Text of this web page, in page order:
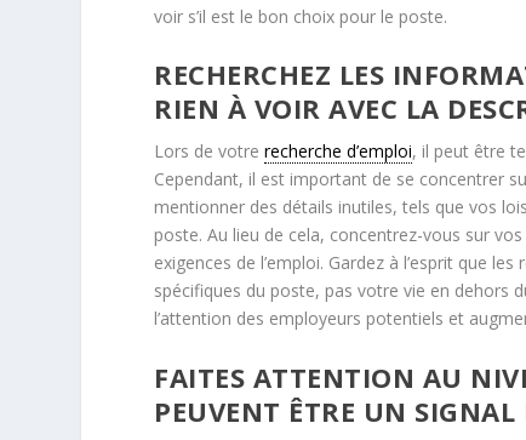
voir s’il est le bon choix pour le poste.
RECHERCHEZ LES
RIEN À VOIR AVEC LA
Lors de votrerecherche d’emploi, il peut être
Cependant, il est important de se concentrer
mentionner des détails inutiles, tels que vos
poste. Au lieu de cela, concentrez-vous sur
exigences de l’emploi. Gardez à l’esprit que
spécifiques du poste, pas votre vie en dehors
l’attention des employeurs potentiels et
FAITES ATTENTION AU
PEUVENT ÊTRE UN SIGNAL